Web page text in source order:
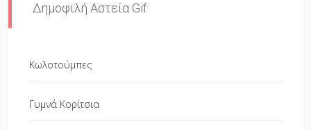
Δημοφιλή Αστεία Gif
Κωλοτούμπες
Γυμνά Κορίτσια